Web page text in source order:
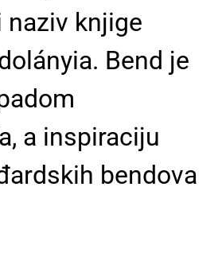
naziv knjige
Bend je
a inspiraciju
bendova